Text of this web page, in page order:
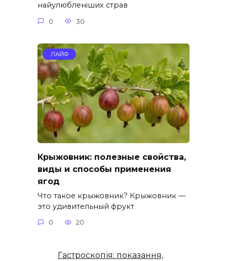
найулюбленіших страв
0 30
ЛАЙФ
Крыжовник: полезные свойства,
виды и способы применения
ягод
Что такое крыжовник? Крыжовник —
это удивительный фрукт
0 20
Гастроскопія: показання,